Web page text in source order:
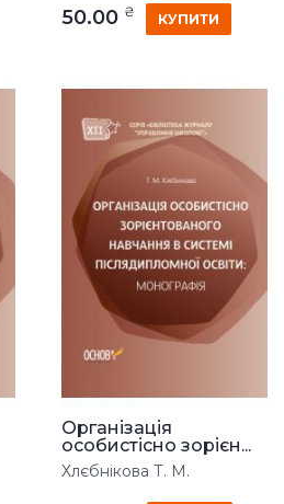
50.00 ₴ КУПИТИ
Організація
особистісно зорієн...
Хлєбнікова Т. М.